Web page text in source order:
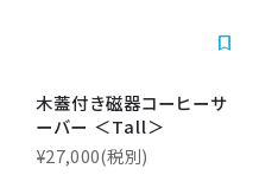
bookmark_border
木蓋付き磁器コーヒーサ
ーバー ＜Tall＞
¥27,000(税別)